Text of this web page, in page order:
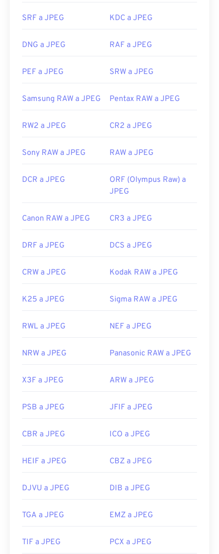
aplicaciones de Microsoft como Microsoft Photos
Desarrollado por:
Joint Photographic Experts
Lanzamiento inicial:
18 de septiembre de 1992
https://www.lifewire.com/jpg-jpeg-file-4139913
SRF a JPEG KDC a JPEG
DNG a JPEG RAF a JPEG
PEF a JPEG SRW a JPEG
Samsung RAW a JPEG Pentax RAW a JPEG
RW2 a JPEG CR2 a JPEG
Sony RAW a JPEG RAW a JPEG
DCR a JPEG
ORF (Olympus Raw) a
JPEG
Canon RAW a JPEG CR3 a JPEG
DRF a JPEG DCS a JPEG
CRW a JPEG Kodak RAW a JPEG
K25 a JPEG Sigma RAW a JPEG
RWL a JPEG NEF a JPEG
NRW a JPEG Panasonic RAW a JPEG
X3F a JPEG ARW a JPEG
PSB a JPEG JFIF a JPEG
CBR a JPEG ICO a JPEG
HEIF a JPEG CBZ a JPEG
DJVU a JPEG DIB a JPEG
TGA a JPEG EMZ a JPEG
TIF a JPEG PCX a JPEG